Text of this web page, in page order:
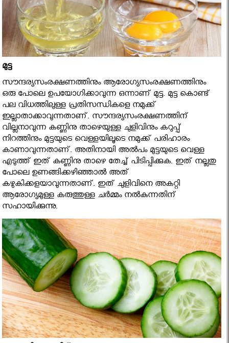
മുട്ട
സൗന്ദര്യസംരക്ഷണത്തിനും ആരോഗ്യസംരക്ഷണത്തിനും
ഒരു പോലെ ഉപയോഗിക്കാവുന്ന ഒന്നാണ് മുട്ട. മുട്ട കൊണ്ട്
പല വിധത്തിലുള്ള പ്രതിസന്ധികളെ നമുക്ക്
ഇല്ലാതാക്കാവുന്നതാണ്. സൗന്ദര്യസംരക്ഷണത്തിന്
വില്ലനാവുന്ന കണ്ണിനു താഴെയുള്ള ചുളിവിനും കറുപ്പ്
നിറത്തിനും മുട്ടയുടെ വെള്ളയിലൂടെ നമുക്ക് പരിഹാരം
കാണാവുന്നതാണ്. അതിനായി അല്‍പം മുട്ടയുടെ വെള്ള
എടുത്ത് ഇത് കണ്ണിനു താഴെ തേച്ച് പിടിപ്പിക്കുക. ഇത് നല്ലതു
പോലെ ഉണങ്ങിക്കഴിഞ്ഞാല്‍ അത്
കഴുകിക്കളയാവുന്നതാണ്. ഇത് ചുളിവിനെ അകറ്റി
ആരോഗ്യമുള്ള കരുത്തുള്ള ചര്‍മ്മം നല്‍കുന്നതിന്
സഹായിക്കുന്നു.